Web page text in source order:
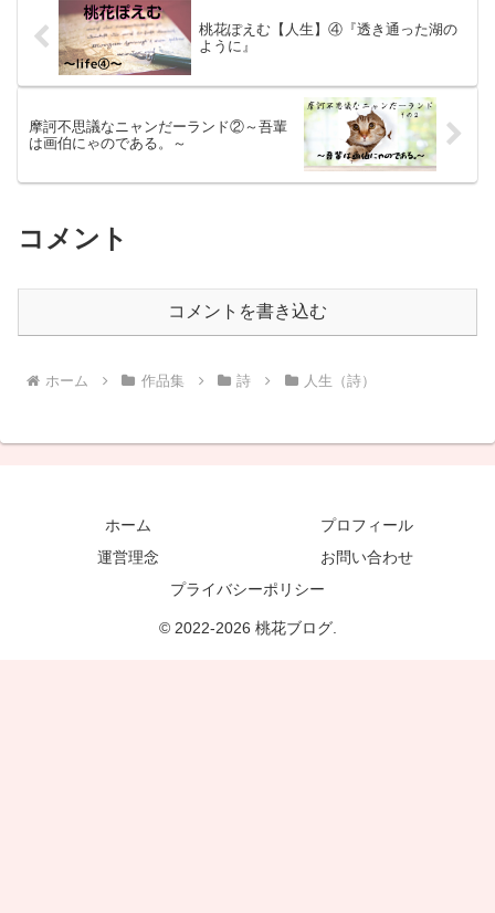
桃花ぽえむ【人生】④『透き通った湖の
ように』
摩訶不思議なニャンだーランド②～吾輩
は画伯にゃのである。～
コメント
コメントを書き込む
ホーム 作品集 詩 人生（詩）
ホーム
プロフィール
運営理念
お問い合わせ
プライバシーポリシー
© 2022-2026 桃花ブログ.